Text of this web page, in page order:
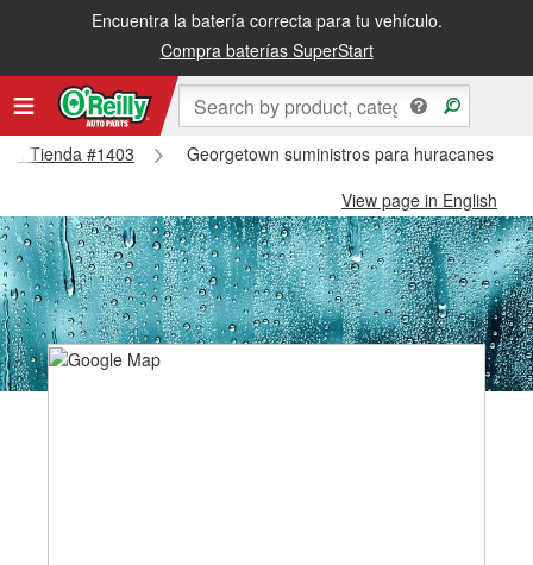
Encuentra la batería correcta para tu vehículo.
Compra baterías SuperStart
Tienda #1403
Georgetown suministros para huracanes y
View page in English